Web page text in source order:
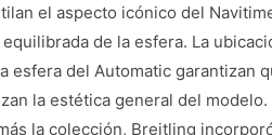
el aspecto icónico del
de la esfera. La
esfera del Automatic garantizan
la estética general del modelo.
la colección, Breitling